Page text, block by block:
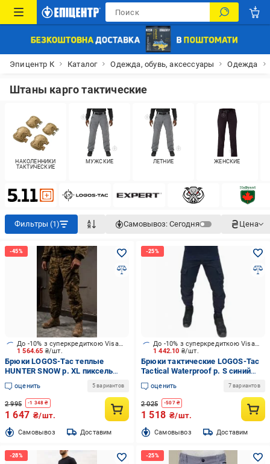
Эпицентр К Каталог Одежда, обувь, аксессуары Одежда
Штаны карго тактические
НАКОЛЕННИКИ
ТАКТИЧЕСКИЕ
МУЖСКИЕ ЛЕТНИЕ ЖЕНСКИЕ
Фильтры (1) Самовывоз: Сегодня Цена
1 564.65 ₴/шт.
До -10% з суперкредиткою Visa Вигода
Брюки LOGOS-Tac теплые
HUNTER SNOW р. XL пиксель
(04-10-00-0019)
оценить 5 вариантов
2 995 -1 348 ₴
1 647 ₴/шт.
Cамовывоз Доставим
1 442.10 ₴/шт.
До -10% з суперкредиткою Visa Вигода
Брюки тактические LOGOS-Tac
Tactical Waterproof р. S синий
(04-10-00-0014)
оценить 7 вариантов
2 025 -507₴
1 518 ₴/шт.
Cамовывоз Доставим